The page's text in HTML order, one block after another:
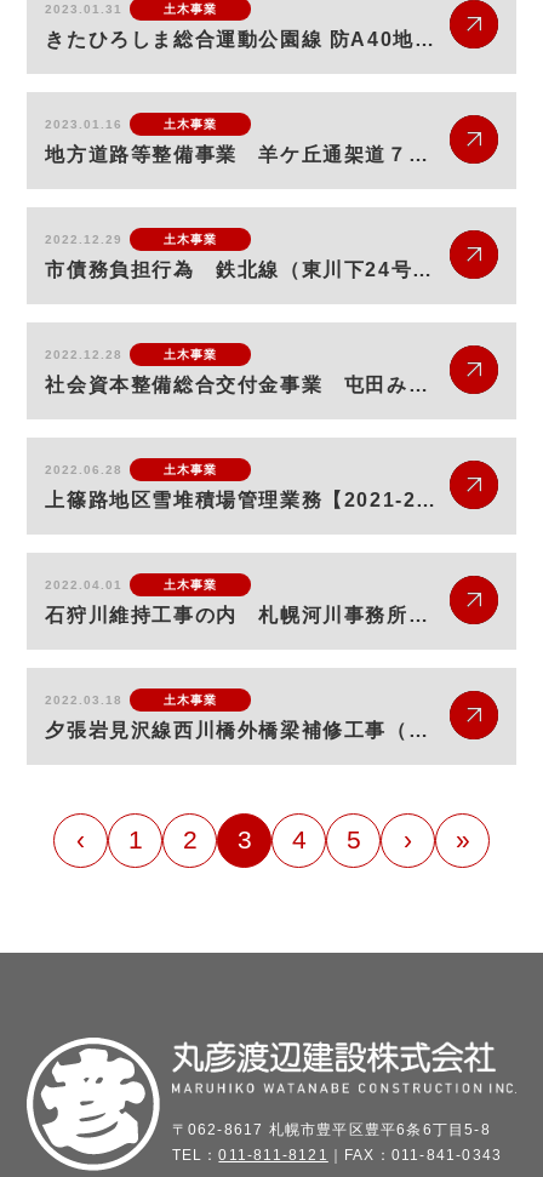
2023.01.31 土木事業
きたひろしま総合運動公園線 防A40地方道工事2工区（擁壁工）（補正・明許）
2023.01.16 土木事業
地方道路等整備事業 羊ケ丘通架道７号橋耐震補強工事
2022.12.29 土木事業
市債務負担行為 鉄北線（東川下24号線～東川下66号線間）道路改良工事
2022.12.28 土木事業
社会資本整備総合交付金事業 屯田みどり橋架換工事【2022-2023】
2022.06.28 土木事業
上篠路地区雪堆積場管理業務【2021-2022】
2022.04.01 土木事業
石狩川維持工事の内 札幌河川事務所管内 樋門吐口改良外工事
2022.03.18 土木事業
夕張岩見沢線西川橋外橋梁補修工事（補正・明許）外
‹ 1 2 3 4 5 › »
〒062-8617 札幌市豊平区豊平6条6丁目5-8
TEL：011-811-8121 ｜FAX：011-841-0343